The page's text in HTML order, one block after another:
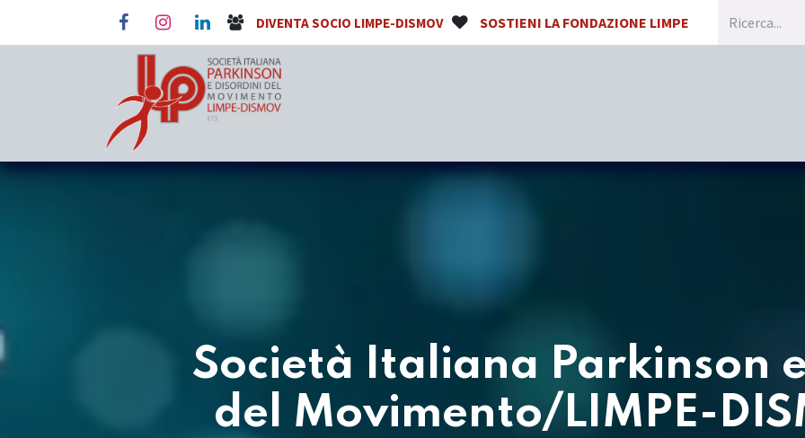
DIVENTA SOCIO LIMPE-DISMOV SOSTIENI LA FONDAZIONE LIMPE
Società Italiana Parkinson
del Movimento/LIMPE-